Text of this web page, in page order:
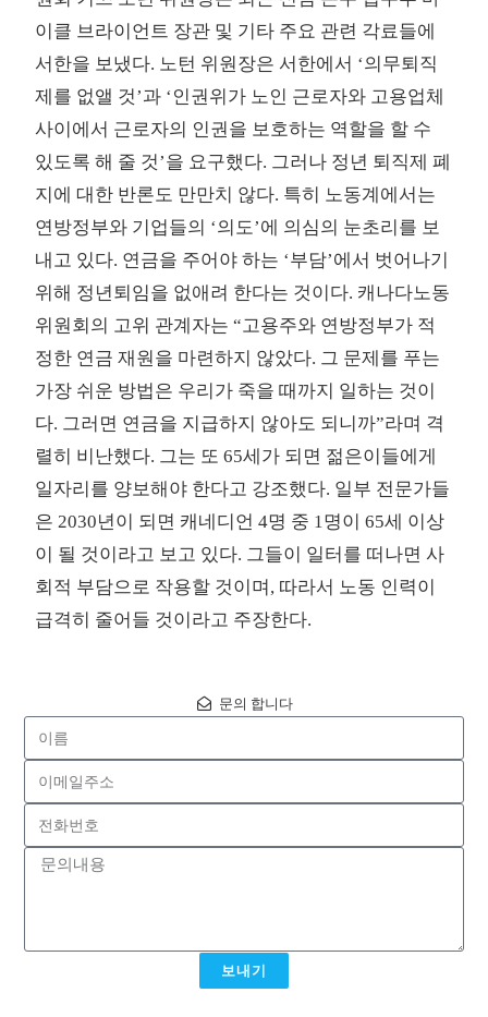
이클 브라이언트 장관 및 기타 주요 관련 각료들에
서한을 보냈다. 노턴 위원장은 서한에서 ‘의무퇴직
제를 없앨 것’과 ‘인권위가 노인 근로자와 고용업체
사이에서 근로자의 인권을 보호하는 역할을 할 수
있도록 해 줄 것’을 요구했다. 그러나 정년 퇴직제 폐
지에 대한 반론도 만만치 않다. 특히 노동계에서는
연방정부와 기업들의 ‘의도’에 의심의 눈초리를 보
내고 있다. 연금을 주어야 하는 ‘부담’에서 벗어나기
위해 정년퇴임을 없애려 한다는 것이다. 캐나다노동
위원회의 고위 관계자는 “고용주와 연방정부가 적
정한 연금 재원을 마련하지 않았다. 그 문제를 푸는
가장 쉬운 방법은 우리가 죽을 때까지 일하는 것이
다. 그러면 연금을 지급하지 않아도 되니까”라며 격
렬히 비난했다. 그는 또 65세가 되면 젊은이들에게
일자리를 양보해야 한다고 강조했다. 일부 전문가들
은 2030년이 되면 캐네디언 4명 중 1명이 65세 이상
이 될 것이라고 보고 있다. 그들이 일터를 떠나면 사
회적 부담으로 작용할 것이며, 따라서 노동 인력이
급격히 줄어들 것이라고 주장한다.
문의 합니다
보내기